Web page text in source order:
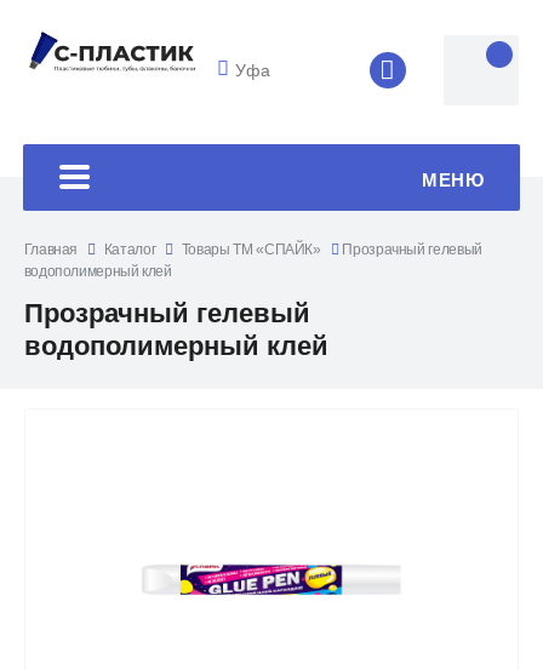
Уфа 8 (4852) 33-
МЕНЮ
Главная Каталог Товары ТМ «СПАЙК»
Прозрачный гелевый
водополимерный клей
Прозрачный гелевый
водополимерный клей